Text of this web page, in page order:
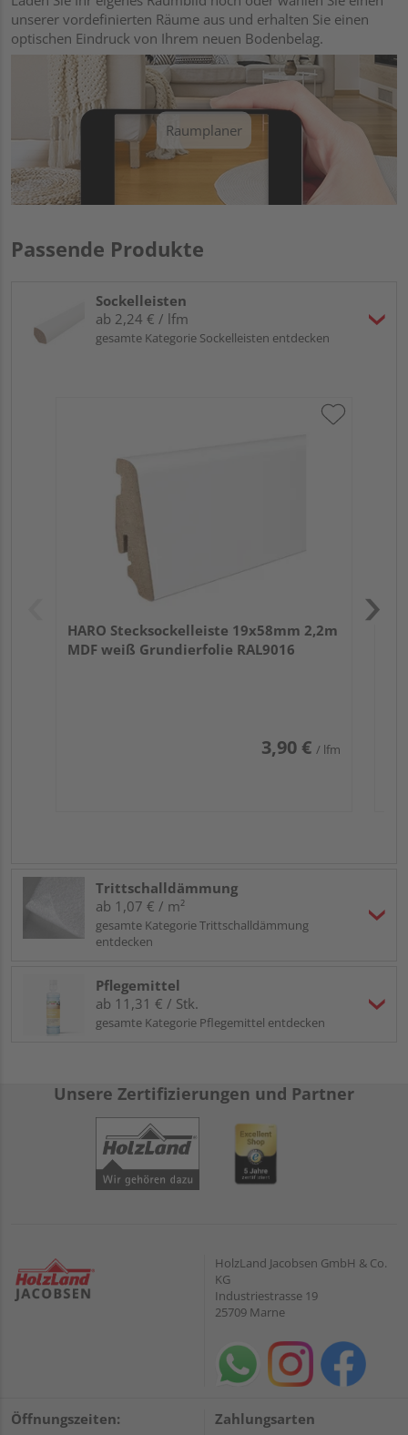
unserer vordefinierten Räume aus und erhalten Sie einen
optischen Eindruck von Ihrem neuen Bodenbelag.
Raumplaner
Passende Produkte
Sockelleisten
ab 2,24 € / lfm
gesamte Kategorie Sockelleisten entdecken
HARO Stecksockelleiste 19x58mm 2,2m
MDF weiß Grundierfolie RAL9016
3,90 € / lfm
Trittschalldämmung
ab 1,07 € / m²
gesamte Kategorie Trittschalldämmung
entdecken
Pflegemittel
ab 11,31 € / Stk.
gesamte Kategorie Pflegemittel entdecken
Unsere Zertifizierungen und Partner
HolzLand Jacobsen GmbH & Co.
KG
Industriestrasse 19
25709 Marne
Öffnungszeiten: Zahlungsarten